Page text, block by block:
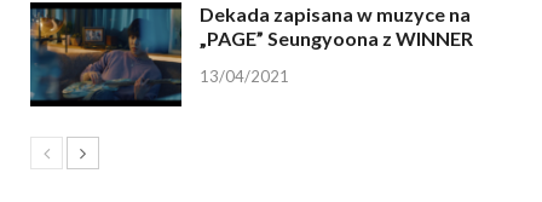
Dekada zapisana w muzyce na
„PAGE” Seungyoona z WINNER
13/04/2021